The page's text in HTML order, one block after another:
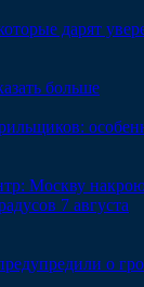
дарят
больше
Москву
7 августа
о